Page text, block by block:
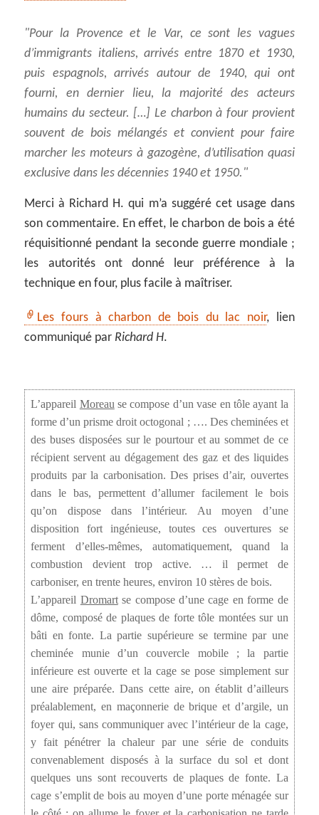
Pour la Provence et le Var, ce sont les vagues
d’immigrants italiens, arrivés entre 1870 et 1930,
puis espagnols, arrivés autour de 1940, qui ont
fourni, en dernier lieu, la majorité des acteurs
humains du secteur. […] Le charbon à four provient
souvent de bois mélangés et convient pour faire
marcher les moteurs à gazogène, d’utilisation quasi
exclusive dans les décennies 1940 et 1950.
Merci à Richard H. qui m’a suggéré cet usage dans
son commentaire. En effet, le charbon de bois a été
réquisitionné pendant la seconde guerre mondiale ;
les autorités ont donné leur préférence à la
technique en four, plus facile à maîtriser.
Les fours à charbon de bois du lac noir, lien
communiqué par Richard H.
L’appareil Moreause compose d’un vase en tôle ayant la
forme d’un prisme droit octogonal ; …. Des cheminées et
des buses disposées sur le pourtour et au sommet de ce
récipient servent au dégagement des gaz et des liquides
produits par la carbonisation. Des prises d’air, ouvertes
dans le bas, permettent d’allumer facilement le bois
qu’on dispose dans l’intérieur. Au moyen d’une
disposition fort ingénieuse, toutes ces ouvertures se
ferment d’elles-mêmes, automatiquement, quand la
combustion devient trop active. … il permet de
carboniser, en trente heures, environ 10 stères de bois.
L’appareil Dromartse compose d’une cage en forme de
dôme, composé de plaques de forte tôle montées sur un
bâti en fonte. La partie supérieure se termine par une
cheminée munie d’un couvercle mobile ; la partie
inférieure est ouverte et la cage se pose simplement sur
une aire préparée. Dans cette aire, on établit d’ailleurs
préalablement, en maçonnerie de brique et d’argile, un
foyer qui, sans communiquer avec l’intérieur de la cage,
y fait pénétrer la chaleur par une série de conduits
convenablement disposés à la surface du sol et dont
quelques uns sont recouverts de plaques de fonte. La
cage s’emplit de bois au moyen d’une porte ménagée sur